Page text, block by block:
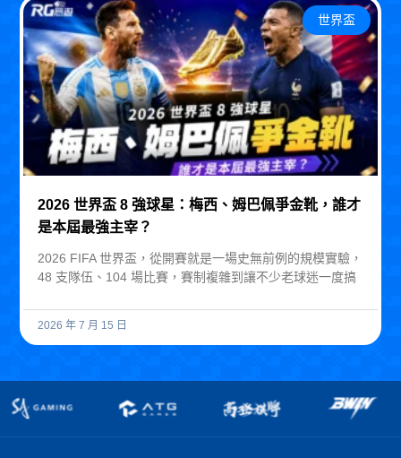
世界盃
2026 世界盃 8 強球星：梅西、姆巴佩爭金靴，誰才
是本屆最強主宰？
2026 FIFA 世界盃，從開賽就是一場史無前例的規模實驗，
48 支隊伍、104 場比賽，賽制複雜到讓不少老球迷一度搞
2026 年 7 月 15 日